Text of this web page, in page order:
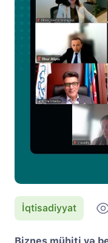
İqtisadiyyat